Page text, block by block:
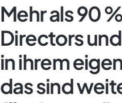
Mehr als 90
Directors
in ihrem
das sind